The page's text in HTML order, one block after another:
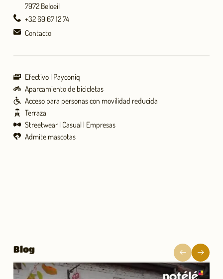
7972 Beloeil
+32 69 67 12 74
Contacto
Efectivo Payconiq
Aparcamiento de bicicletas
Acceso para personas con movilidad reducida
Terraza
Streetwear Casual Empresas
Admite mascotas
Blog